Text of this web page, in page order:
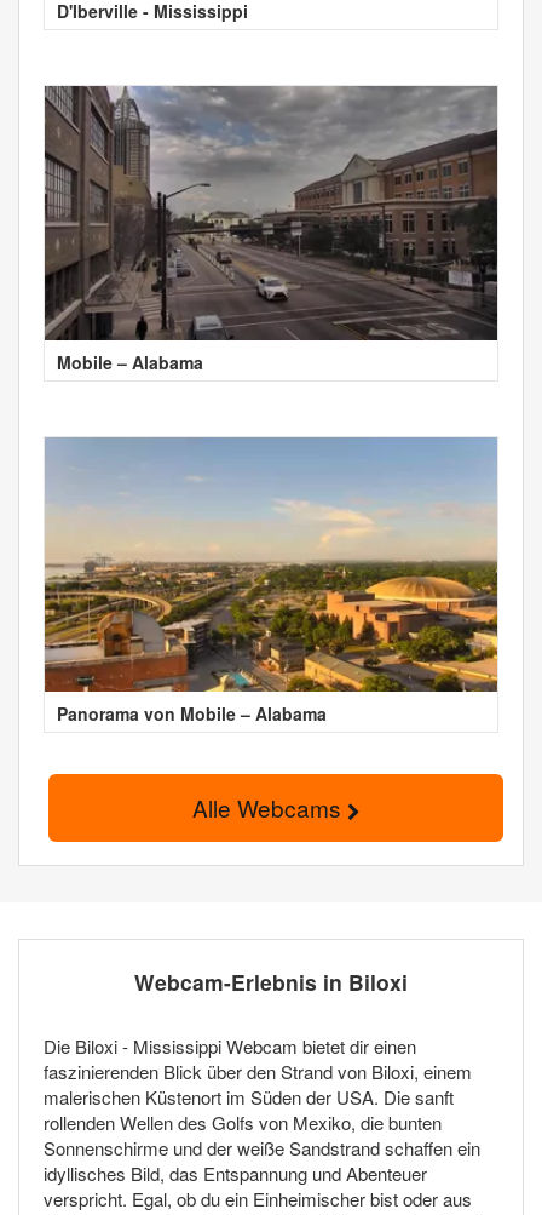
D'Iberville - Mississippi
Mobile – Alabama
Panorama von Mobile – Alabama
Alle Webcams
Webcam-Erlebnis in Biloxi
Die Biloxi - Mississippi Webcam bietet dir einen
faszinierenden Blick über den Strand von Biloxi, einem
malerischen Küstenort im Süden der USA. Die sanft
rollenden Wellen des Golfs von Mexiko, die bunten
Sonnenschirme und der weiße Sandstrand schaffen ein
idyllisches Bild, das Entspannung und Abenteuer
verspricht. Egal, ob du ein Einheimischer bist oder aus